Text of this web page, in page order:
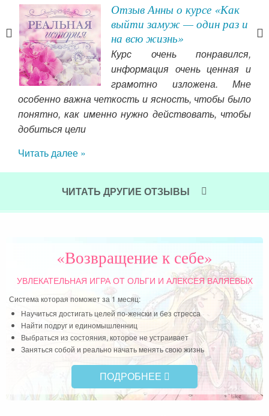
и
Отзыв Анны о курсе «Как
выйти замуж — один раз и
на всю жизнь»
Курс очень понравился,
информация очень ценная и
грамотно изложена. Мне
особенно важна четкость и ясность, чтобы было
понятно, как именно нужно действовать, чтобы
добиться цели
Читать далее »
ЧИТАТЬ ДРУГИЕ ОТЗЫВЫ
«Возвращение к себе»
УВЛЕКАТЕЛЬНАЯ ИГРАОТ ОЛЬГИ И АЛЕКСЕЯ ВАЛЯЕВЫХ
Система которая поможет за 1 месяц:
Научиться достигать целей по-женски и без стресса
Найти подруг и единомышленниц
Выбраться из состояния, которое не устраивает
Заняться собой и реально начать менять свою жизнь
ПОДРОБНЕЕ